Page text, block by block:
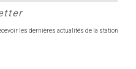
les dernières actualités de la station